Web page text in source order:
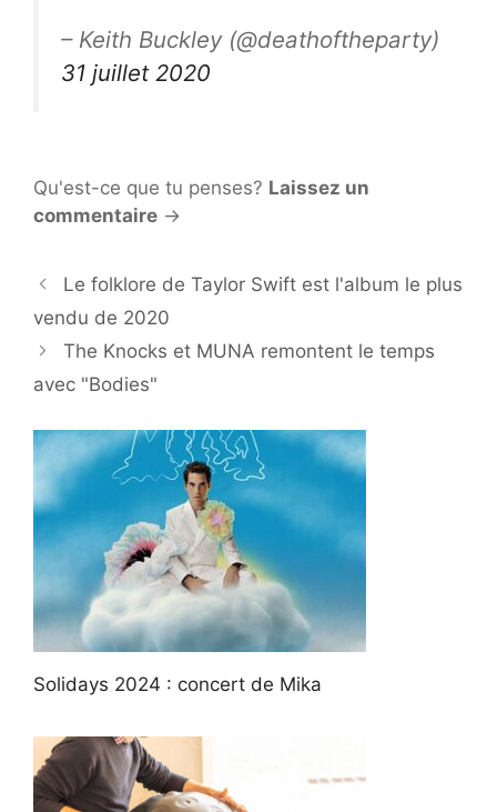
– Keith Buckley (@deathoftheparty)
31 juillet 2020
Qu'est-ce que tu penses? Laissez un
commentaire →
Le folklore de Taylor Swift est l'album le plus
vendu de 2020
The Knocks et MUNA remontent le temps
avec "Bodies"
Solidays 2024 : concert de Mika